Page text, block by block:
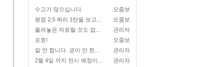
수고가 많으십니다.
오줌보
평점 2.5 짜리 1탄을 보고...
오줌보
올려놓은 자료랄 것도 없...
관리자
포효!
오줌보
잘 안 합니다. 굳이 안 한...
관리자
2월 4일 까지 전시 예정이...
관리자